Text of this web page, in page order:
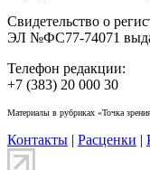
Свидетельство о
ЭЛ №ФС77-74071
Телефон редакции:
+7 (383) 20 000 30
Материалы в рубриках «Точка
Контакты | Расценки |